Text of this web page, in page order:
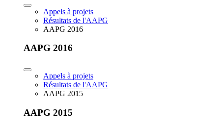
Appels à projets
Résultats de l'AAPG
AAPG 2016
AAPG 2016
Appels à projets
Résultats de l'AAPG
AAPG 2015
AAPG 2015